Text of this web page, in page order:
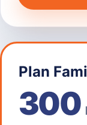
Plan
300